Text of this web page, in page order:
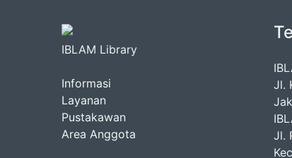
IBLAM Library
Informasi
Layanan
Pustakawan
Area Anggota
Jl.
Jl.